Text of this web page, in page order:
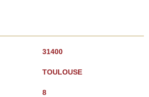
31400
TOULOUSE
8